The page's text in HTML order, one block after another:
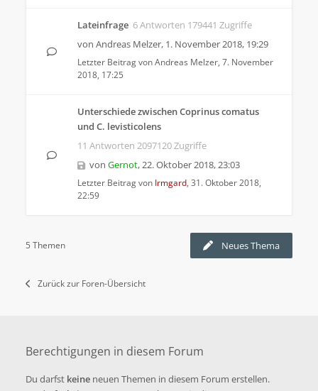
Lateinfrage 6 Antworten 179441 Zugriffe
von Andreas Melzer, 1. November 2018, 19:29
Letzter Beitrag vonAndreas Melzer, 7. November
2018, 17:25
Unterschiede zwischen Coprinus comatus
und C. levisticolens
11 Antworten 2097120 Zugriffe
von Gernot,22. Oktober 2018, 23:03
Letzter Beitrag von Irmgard, 31. Oktober 2018,
22:59
Neues Thema
5 Themen
Zurück zur Foren-Übersicht
Berechtigungen in diesem Forum
Du darfst keine neuen Themen in diesem Forum erstellen.